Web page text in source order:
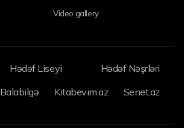
Video gallery
Hədəf Liseyi
Hədəf Nəşrləri
Balabilgə Kitabevim.az Senet.az